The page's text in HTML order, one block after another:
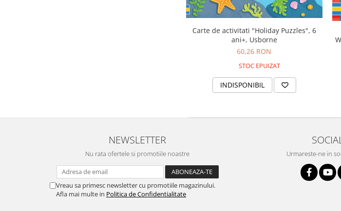
Carte de activitati "Holiday Puzzles", 6
ani+, Usborne
60,26 RON
STOC EPUIZAT
INDISPONIBIL
NEWSLETTER
Nu rata ofertele si promotiile noastre
Vreau sa primesc newsletter cu promotiile magazinului.
Afla mai multe in Politica de Confidentialitate
Urmareste-ne in